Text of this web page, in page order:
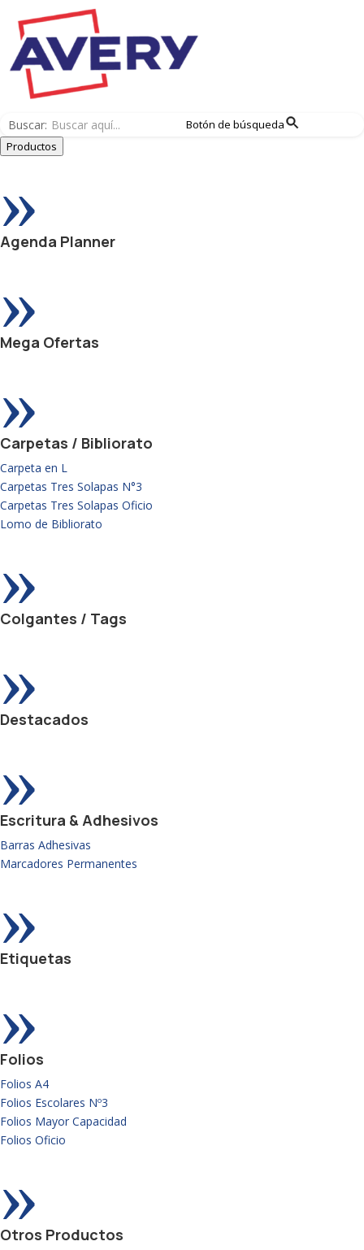
Buscar:
Botón de búsqueda
Productos
»
Agenda Planner
»
Mega Ofertas
»
Carpetas / Bibliorato
Carpeta en L
Carpetas Tres Solapas N°3
Carpetas Tres Solapas Oficio
Lomo de Bibliorato
»
Colgantes / Tags
»
Destacados
»
Escritura & Adhesivos
Barras Adhesivas
Marcadores Permanentes
»
Etiquetas
»
Folios
Folios A4
Folios Escolares Nº3
Folios Mayor Capacidad
Folios Oficio
»
Otros Productos